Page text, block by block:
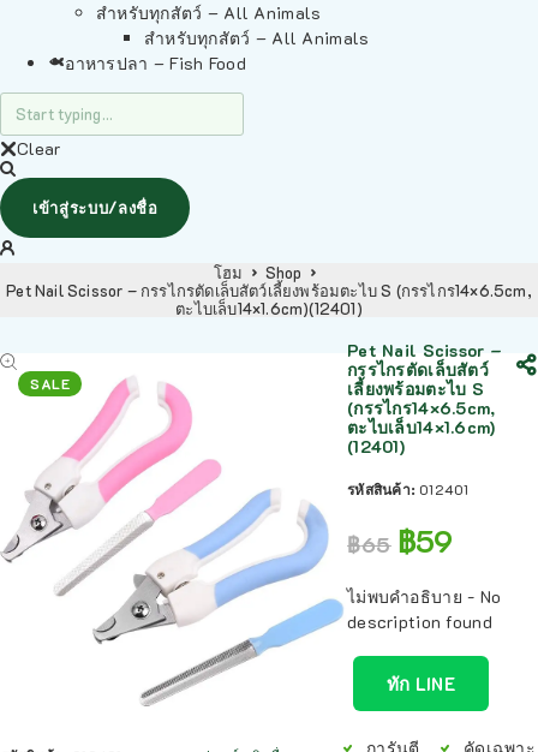
สำหรับทุกสัตว์ – All Animals
สำหรับทุกสัตว์ – All Animals
อาหารปลา – Fish Food
Clear
เข้าสู่ระบบ/ลงชื่อ
โฮม
Shop
Pet Nail Scissor – กรรไกรตัดเล็บสัตว์เลี้ยงพร้อมตะไบ S (กรรไกร14×6.5cm,
ตะไบเล็บ14×1.6cm)(12401)
SALE
Pet Nail Scissor –
กรรไกรตัดเล็บสัตว์
เลี้ยงพร้อมตะไบ S
(กรรไกร14×6.5cm,
ตะไบเล็บ14×1.6cm)
(12401)
รหัสสินค้า: 012401
฿65 ฿59
ไม่พบคำอธิบาย - No
description found
ทัก LINE